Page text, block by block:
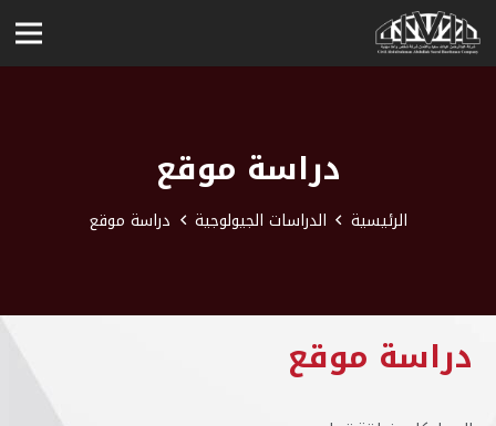
دراسة موقع
الرئيسية الدراسات الجيولوجية دراسة موقع
دراسة موقع